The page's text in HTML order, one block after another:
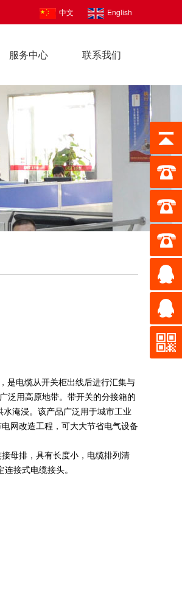
中文 English
服务中心 联系我们
电缆从开关柜出线后进行汇集与
泛用高原地带。带开关的分接箱的
淹浸。该产品广泛用于城市工业
网改造工程，可大大节省电气设备
母排，具有长度小，电缆排列清
接式电缆接头。